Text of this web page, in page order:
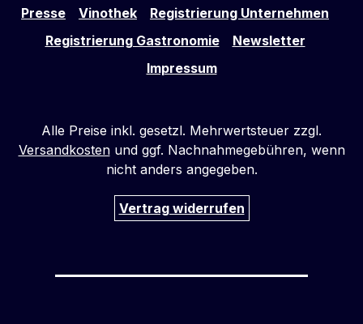
Presse Vinothek
Registrierung Unternehmen
Registrierung Gastronomie
Newsletter
Impressum
Alle Preise inkl. gesetzl. Mehrwertsteuer zzgl.
Versandkostenund ggf. Nachnahmegebühren, wenn
nicht anders angegeben.
Vertrag widerrufen